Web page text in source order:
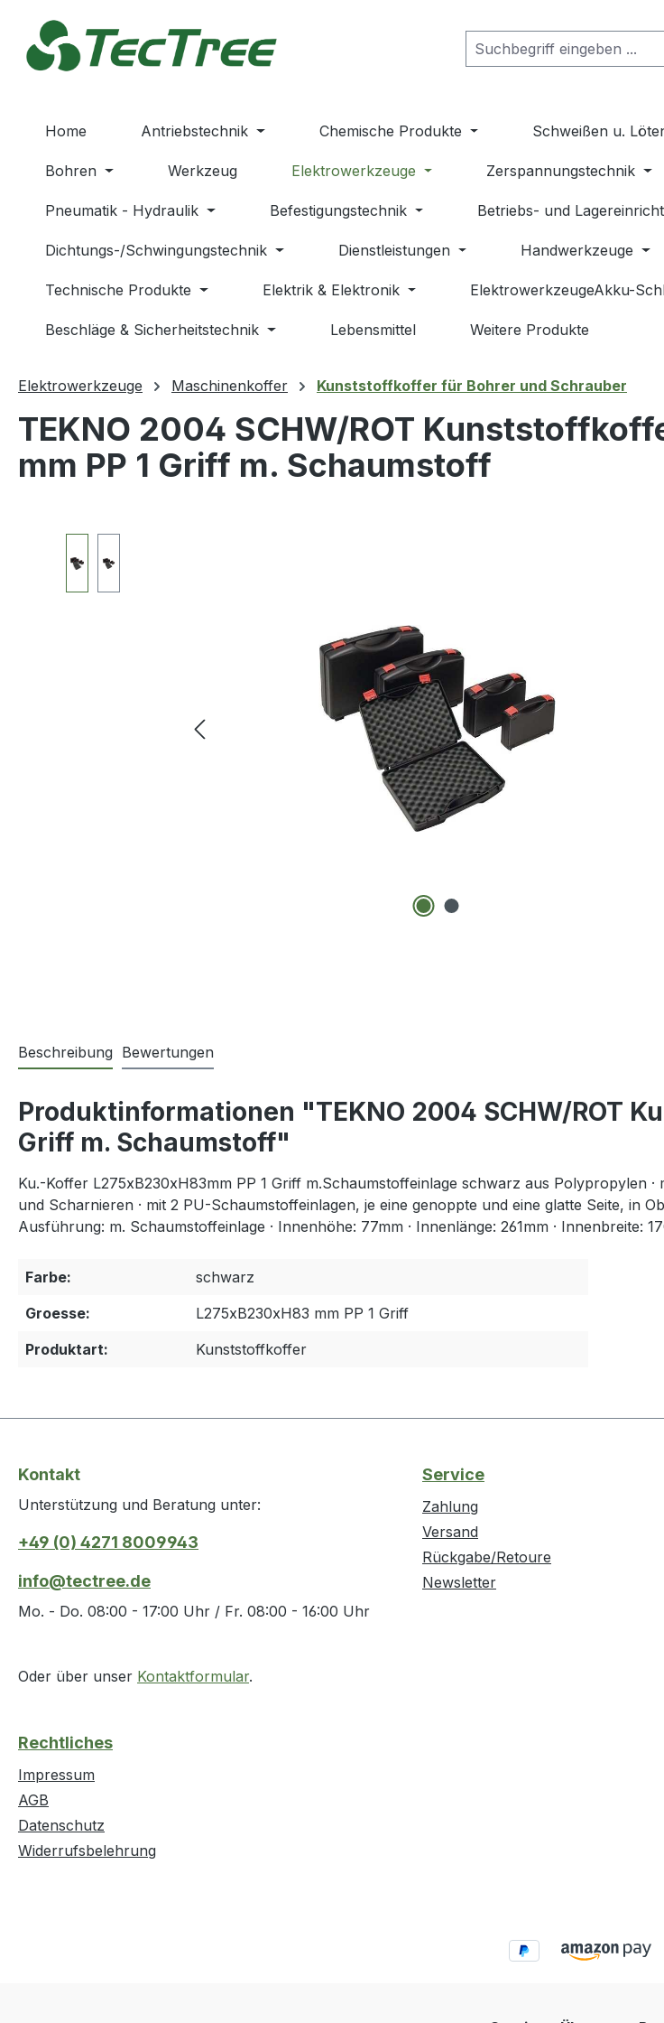
Hauptinhalt springen
Zur Suche springen
Zur Hauptnavigation springen
Home Antriebstechnik Chemische Produkte Schweißen u.
Bohren Werkzeug Elektrowerkzeuge Zerspannungstechnik
Pneumatik - Hydraulik Befestigungstechnik Betriebs- und
Dichtungs-/Schwingungstechnik Dienstleistungen Handwerkzeuge
Technische Produkte Elektrik & Elektronik ElektrowerkzeugeAkku-
Beschläge & Sicherheitstechnik Lebensmittel Weitere Produkte
Elektrowerkzeuge Maschinenkoffer Kunststoffkoffer für Bohrer und Schrauber
TEKNO 2004 SCHW/ROT
mm PP 1 Griff m. Schaumstoff
Beschreibung Bewertungen
Produktinformationen "TEKNO 2004 SCHW/ROT
Griff m. Schaumstoff"
Ku.-Koffer L275xB230xH83mm PP 1 Griff m.Schaumstoffeinlage schwarz aus Polypropylen
und Scharnieren · mit 2 PU-Schaumstoffeinlagen, je eine genoppte und eine glatte Seite, in
Ausführung: m. Schaumstoffeinlage · Innenhöhe: 77mm · Innenlänge: 261mm · Innenbreite:
Farbe:
schwarz
Groesse:
L275xB230xH83 mm PP 1 Griff
Produktart:
Kunststoffkoffer
Kontakt
Unterstützung und Beratung unter:
+49 (0) 4271 8009943
info@tectree.de
Mo. - Do. 08:00 - 17:00 Uhr / Fr. 08:00 - 16:00 Uhr
Oder über unser Kontaktformular.
Service
Zahlung
Versand
Rückgabe/Retoure
Newsletter
Rechtliches
Impressum
AGB
Datenschutz
Widerrufsbelehrung